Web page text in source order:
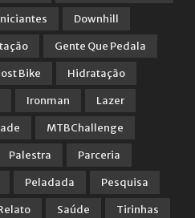
Downhill
Gente Que Pedala
Bike
Hidratação
Ironman
Lazer
MTBChallenge
Palestra
Parceria
Peladada
Pesquisa
Saúde
Tirinhas